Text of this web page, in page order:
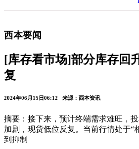
西本要闻
[库存看市场]部分库存回
复
2024年06月15日06:12 来源：西本资讯
摘要：接下来，预计终端需求难旺，
加剧，现货低位反复。当前行情处于“
到抑制